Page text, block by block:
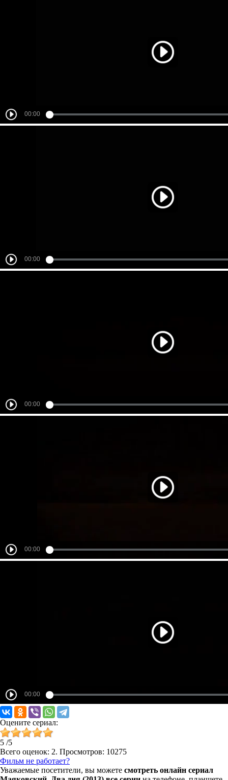
Оцените сериал:
5 /5
Всего оценок: 2. Просмотров: 10275
Фильм не работает?
Уважаемые посетители, вы можете смотреть онлайн сериал